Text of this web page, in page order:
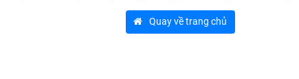
Quay về trang chủ